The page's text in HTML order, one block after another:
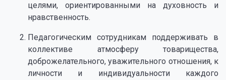
целями, ориентированными на духовность и
нравственность.
Педагогическим сотрудникам поддерживать в
коллективе атмосферу товарищества,
доброжелательного, уважительного отношения, к
личности и индивидуальности каждого